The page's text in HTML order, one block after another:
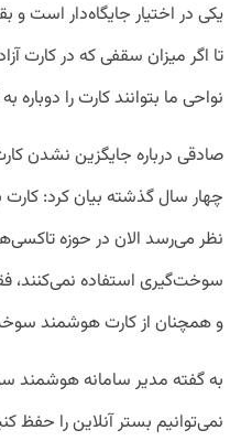
یکی در اختیار جایگاه‌دار است
تا اگر میزان سقفی که در کارت
نواحی ما بتوانند کارت را دوباره
صادقی درباره جایگزین نشدن
چهار سال گذشته بیان کرد:
نظر می‌رسد الان در حوزه
سوخت‌گیری استفاده نمی‌کنند،
و همچنان از کارت هوشمند
به گفته مدیر سامانه هوشمند
نمی‌توانیم بستر آنلاین را حفظ